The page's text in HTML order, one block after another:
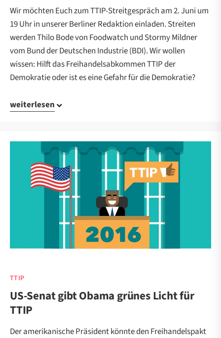
Wir möchten Euch zum TTIP-Streitgespräch am 2. Juni um
19 Uhr in unserer Berliner Redaktion einladen. Streiten
werden Thilo Bode von Foodwatch und Stormy Mildner
vom Bund der Deutschen Industrie (BDI). Wir wollen
wissen: Hilft das Freihandelsabkommen TTIP der
Demokratie oder ist es eine Gefahr für die Demokratie?
weiterlesen
TTIP
US-Senat gibt Obama grünes Licht für
TTIP
Der amerikanische Präsident könnte den Freihandelspakt